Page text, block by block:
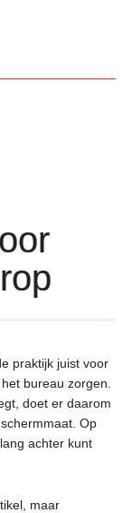
praktijk juist voor
bureau zorgen.
doet er daarom
Op
achter kunt
maar